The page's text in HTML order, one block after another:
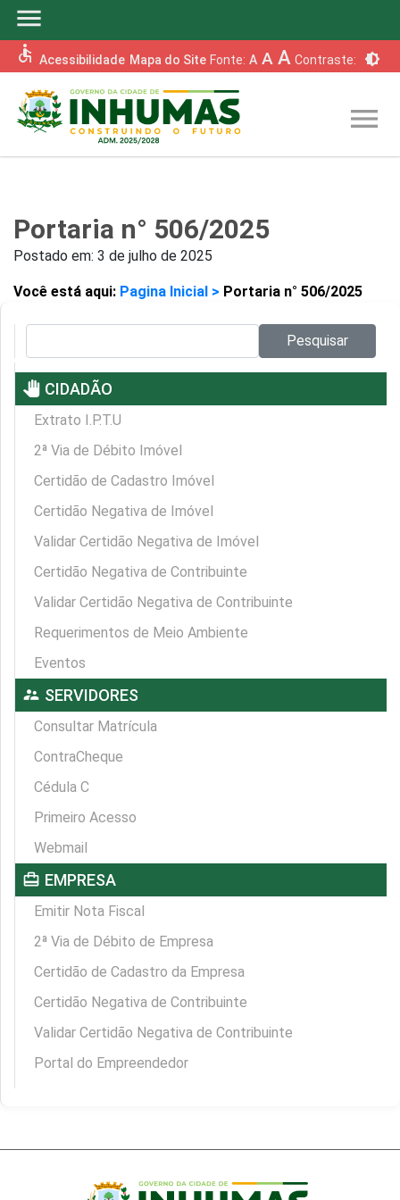
menu
accessible Acessibilidade Mapa do Site Fonte: A A A Contraste: brightness_6
menu
Portaria n° 506/2025
Postado em: 3 de julho de 2025
Você está aqui: Pagina Inicial > Portaria n° 506/2025
Pesquisar
pan_tool CIDADÃO
Extrato I.P.T.U
2ª Via de Débito Imóvel
Certidão de Cadastro Imóvel
Certidão Negativa de Imóvel
Validar Certidão Negativa de Imóvel
Certidão Negativa de Contribuinte
Validar Certidão Negativa de Contribuinte
Requerimentos de Meio Ambiente
Eventos
supervisor_account SERVIDORES
Consultar Matrícula
ContraCheque
Cédula C
Primeiro Acesso
Webmail
card_travel EMPRESA
Emitir Nota Fiscal
2ª Via de Débito de Empresa
Certidão de Cadastro da Empresa
Certidão Negativa de Contribuinte
Validar Certidão Negativa de Contribuinte
Portal do Empreendedor